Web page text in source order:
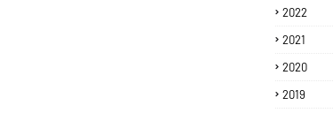
2022
2021
2020
2019